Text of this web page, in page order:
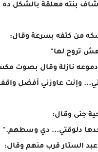
بنته معلقة بالشكل ده
من كتفه بسرعة وقال:
تروح لها"
نازلة وقال بصوت
وإنت عاوزني أفضل
جنى وقال:
دلوقتي... دي وسطهم."
الستار قرب منهم وقال: